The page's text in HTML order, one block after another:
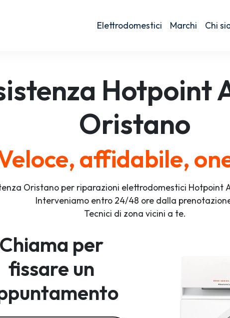
Elettrodomestici Marchi Chi
Hotpoint
Oristano
affidabile,
Oristano per riparazioni elettrodomestici Hotpoint
Interveniamo entro 24/48 ore dalla
Tecnici di zona vicini a te.
Chiama per
fissare un